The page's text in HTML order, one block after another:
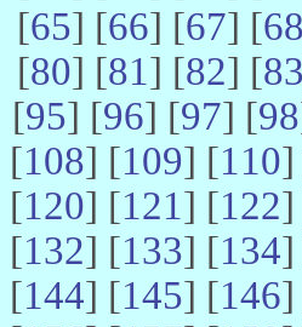
[65] [66] [67] [68
[80] [81] [82] [83
[95] [96] [97] [98
[108] [109] [110]
[120] [121] [122]
[132] [133] [134]
[144] [145] [146]